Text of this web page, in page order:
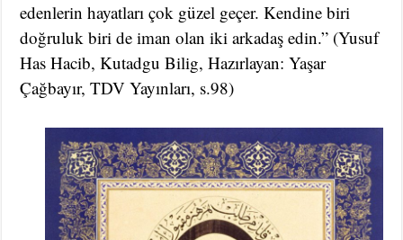
edenlerin hayatları çok güzel geçer. Kendine biri
doğruluk biri de iman olan iki arkadaş edin.” (Yusuf
Has Hacib, Kutadgu Bilig, Hazırlayan: Yaşar
Çağbayır, TDV Yayınları, s.98)